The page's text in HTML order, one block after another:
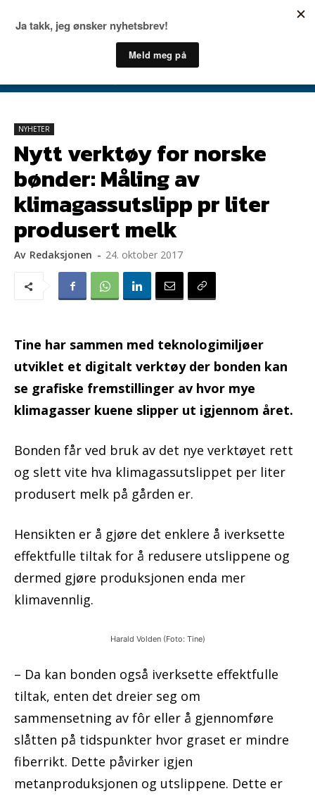
NYHETER
Nytt verktøy for norske
bønder: Måling av
klimagassutslipp pr liter
produsert melk
Av Redaksjonen - 24. oktober 2017
Tine har sammen med teknologimiljøer
utviklet et digitalt verktøy der bonden kan
se grafiske fremstillinger av hvor mye
klimagasser kuene slipper ut igjennom året.
Bonden får ved bruk av det nye verktøyet rett
og slett vite hva klimagassutslippet per liter
produsert melk på gården er.
Hensikten er å gjøre det enklere å iverksette
effektfulle tiltak for å redusere utslippene og
dermed gjøre produksjonen enda mer
klimavennlig.
Harald Volden (Foto: Tine)
– Da kan bonden også iverksette effektfulle
tiltak, enten det dreier seg om
sammensetning av fôr eller å gjennomføre
slåtten på tidspunkter hvor graset er mindre
fiberrikt. Dette påvirker igjen
metanproduksjonen og utslippene. Dette er